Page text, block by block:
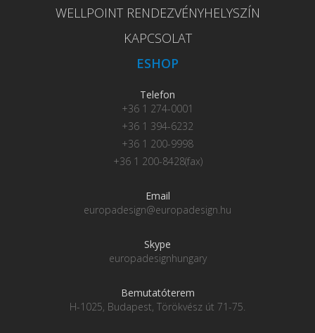
WELLPOINT RENDEZVÉNYHELYSZÍN
KAPCSOLAT
ESHOP
Telefon
+36 1 274-0001
+36 1 394-6232
+36 1 200-9998
+36 1 200-8428(fax)
Email
europadesign@europadesign.hu
Skype
europadesignhungary
Bemutatóterem
H-1025, Budapest, Törökvész út 71-75.